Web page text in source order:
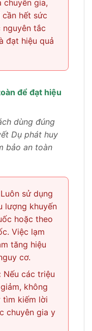
chuyên gia,
hết sức
tắc
đạt hiệu quả
để đạt hiệu
dùng đúng
Dụ phát huy
bảo an toàn
Luôn sử dụng
lượng khuyến
hoặc theo
Việc lạm
tăng hiệu
cơ.
Nếu các triệu
không
tìm kiếm lời
chuyên gia y